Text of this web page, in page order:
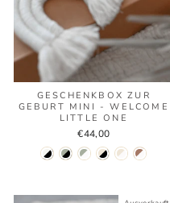
GESCHENKBOX ZUR
GEBURT MINI - WELCOME
LITTLE ONE
€44,00